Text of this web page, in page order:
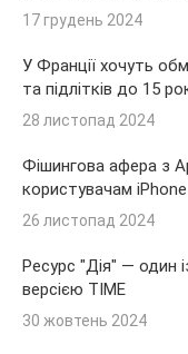
17 грудень 2024
У Франції хочуть
та підлітків до 15
28 листопад 2024
Фішингова афера з
користувачам
26 листопад 2024
Ресурс "Дія" — один
версією TIME
30 жовтень 2024